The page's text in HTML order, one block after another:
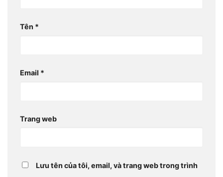
Tên *
Email *
Trang web
Lưu tên của tôi, email, và trang web trong trình